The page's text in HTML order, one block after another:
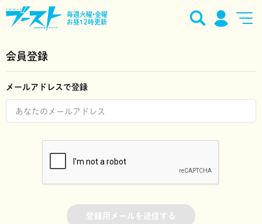
毎週火曜•金曜
お昼12時更新
会員登録
メールアドレスで登録
登録用メールを送信する